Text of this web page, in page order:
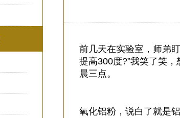
前几天在实验室，师弟
提高300度?”我笑了笑
晨三点。
氧化铝粉，说白了就是